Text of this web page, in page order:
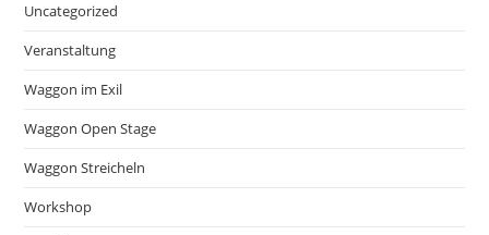
Uncategorized
Veranstaltung
Waggon im Exil
Waggon Open Stage
Waggon Streicheln
Workshop